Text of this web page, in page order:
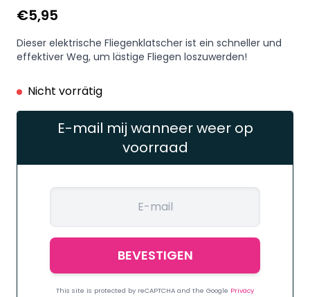
€5,95
Dieser elektrische Fliegenklatscher ist ein schneller und
effektiver Weg, um lästige Fliegen loszuwerden!
Nicht vorrätig
E-mail mij wanneer weer op
voorraad
This site is protected by reCAPTCHA and the Google Privacy